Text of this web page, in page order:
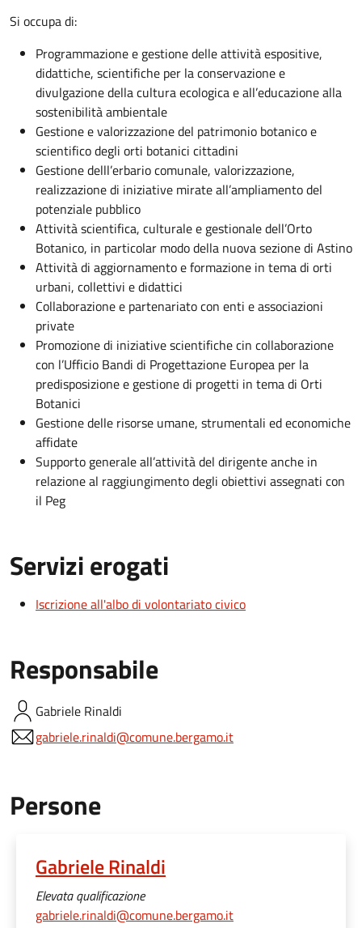
Si occupa di:
Programmazione e gestione delle attività espositive,
didattiche, scientifiche per la conservazione e
divulgazione della cultura ecologica e all’educazione alla
sostenibilità ambientale
Gestione e valorizzazione del patrimonio botanico e
scientifico degli orti botanici cittadini
Gestione delll’erbario comunale, valorizzazione,
realizzazione di iniziative mirate all’ampliamento del
potenziale pubblico
Attività scientifica, culturale e gestionale dell’Orto
Botanico, in particolar modo della nuova sezione di Astino
Attività di aggiornamento e formazione in tema di orti
urbani, collettivi e didattici
Collaborazione e partenariato con enti e associazioni
private
Promozione di iniziative scientifiche cin collaborazione
con l’Ufficio Bandi di Progettazione Europea per la
predisposizione e gestione di progetti in tema di Orti
Botanici
Gestione delle risorse umane, strumentali ed economiche
affidate
Supporto generale all’attività del dirigente anche in
relazione al raggiungimento degli obiettivi assegnati con
il Peg
Servizi erogati
Iscrizione all'albo di volontariato civico
Responsabile
Gabriele Rinaldi
gabriele.rinaldi@comune.bergamo.it
Persone
Gabriele Rinaldi
Elevata qualificazione
gabriele.rinaldi@comune.bergamo.it